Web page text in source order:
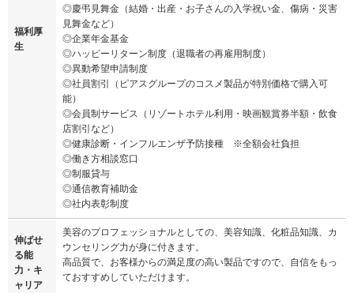
福利厚
生
◎慶弔見舞金（結婚・出産・お子さんの入学祝い金、傷病・災害
見舞金など）
◎企業年金基金
◎ハッピーリターン制度（退職者の再雇用制度）
◎異動希望申請制度
◎社員割引（ピアスグループのコスメ製品が特別価格で購入可
能）
◎会員制サービス（リゾートホテル利用・映画観賞券半額・飲食
店割引など）
◎健康診断・インフルエンザ予防接種 ※全額会社負担
◎働き方相談窓口
◎制服貸与
◎通信教育補助金
◎社内表彰制度
伸ばせ
る能
力・キ
ャリア
美容のプロフェッショナルとしての、美容知識、化粧品知識、カ
ウンセリング力が身に付きます。
高品質で、お客様からの満足度の高い製品ですので、自信をもっ
ておすすめしていただけます。